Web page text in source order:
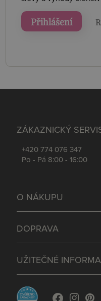
Přihlášení
ZÁKAZNICKÝ
+420 774 076 347
Po - Pá 8:00 - 16:00
O NÁKUPU
DOPRAVA
UŽITEČNÉ